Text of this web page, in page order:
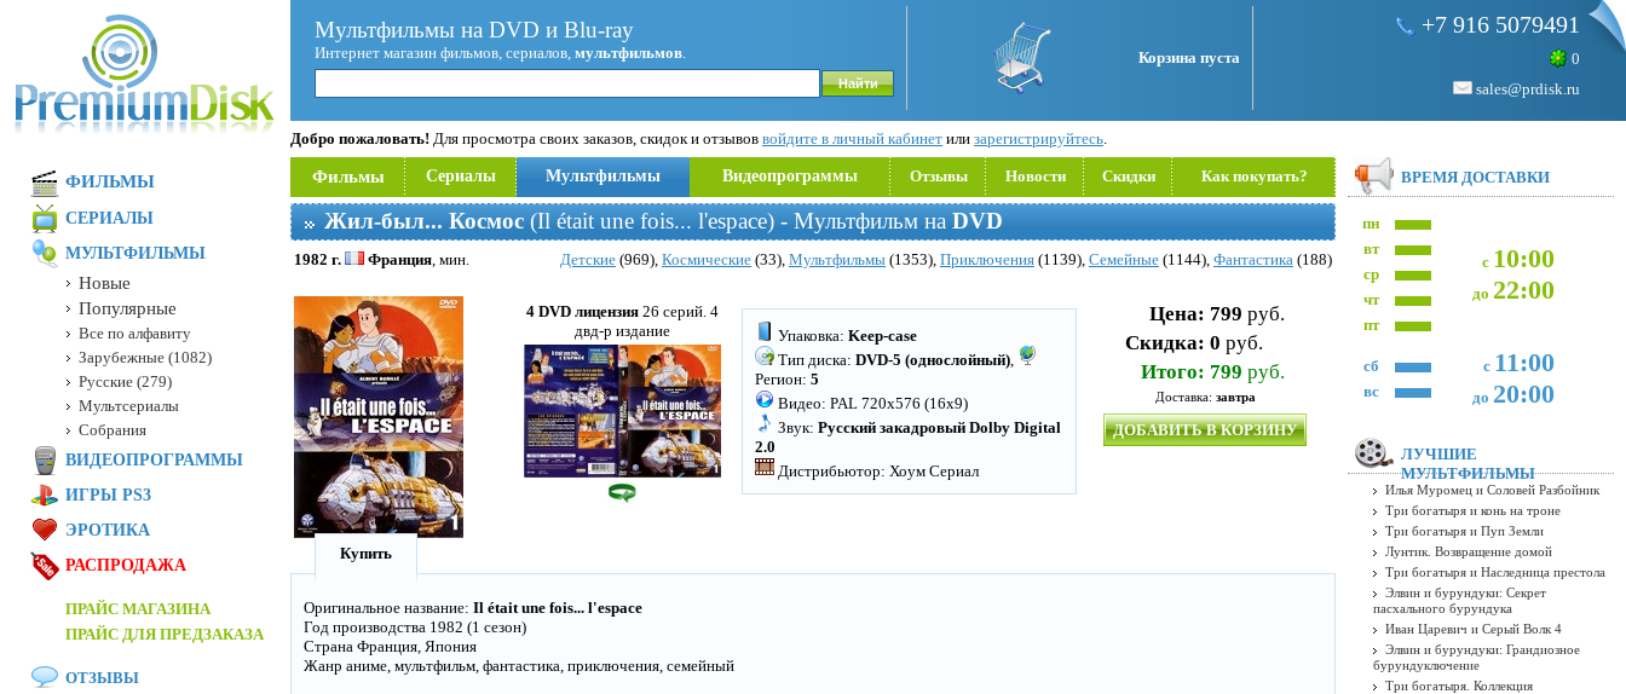
Мультфильмы на DVD и Blu-ray
Интернет магазин фильмов, сериалов, мультфильмов. Корзина пуста
+7 916 5079491
0
sales@prdisk.ru
Добро пожаловать! Для просмотра своих заказов, скидок и отзывов войдите в личный кабинет или зарегистрируйтесь.
Фильмы Сериалы Мультфильмы Видеопрограммы Отзывы Новости Скидки Как покупать?
Жил-был... Космос (Il était une fois... l'espace) - Мультфильм на DVD
1982 г. Франция, мин. Детские (969), Космические (33), Мультфильмы (1353), Приключения (1139), Семейные (1144), Фантастика (188)
4 DVD лицензия 26 серий. 4
двд-р издание
Упаковка: Keep-case
Тип диска: DVD-5 (однослойный),
Регион: 5
Видео: PAL 720x576 (16x9)
Звук: Русский закадровый Dolby Digital
2.0
Дистрибьютор: Хоум Сериал
Цена: 799 руб.
Скидка: 0 руб.
Итого: 799 руб.
Доставка: завтра
ДОБАВИТЬ В КОРЗИНУ
Купить
Оригинальное название: Il était une fois... l'espace
Год производства 1982 (1 сезон)
Страна Франция, Япония
Жанр аниме, мультфильм, фантастика, приключения, семейный
ФИЛЬМЫ
СЕРИАЛЫ
МУЛЬТФИЛЬМЫ
Новые
Популярные
Все по алфавиту
Зарубежные (1082)
Русские (279)
Мультсериалы
Собрания
ВИДЕОПРОГРАММЫ
ИГРЫ PS3
ЭРОТИКА
РАСПРОДАЖА
ПРАЙС МАГАЗИНА
ПРАЙС ДЛЯ ПРЕДЗАКАЗА
ОТЗЫВЫ
ВРЕМЯ ДОСТАВКИ
пн
с 10:00
до 22:00
вт
ср
чт
пт
с 11:00
до 20:00
сб
вс
ЛУЧШИЕ
МУЛЬТФИЛЬМЫ
Илья Муромец и Соловей Разбойник
Три богатыря и конь на троне
Три богатыря и Пуп Земли
Лунтик. Возвращение домой
Три богатыря и Наследница престола
Элвин и бурундуки: Секрет
пасхального бурундука
Иван Царевич и Серый Волк 4
Элвин и бурундуки: Грандиозное
бурундуключение
Три богатыря. Коллекция